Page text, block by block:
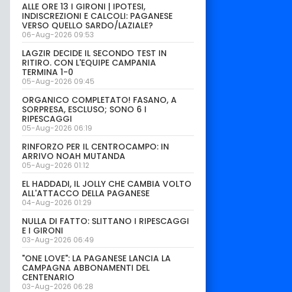
ALLE ORE 13 I GIRONI | IPOTESI,
INDISCREZIONI E CALCOLI: PAGANESE
VERSO QUELLO SARDO/LAZIALE?
06-Aug-2026 09:53
LAGZIR DECIDE IL SECONDO TEST IN
RITIRO. CON L'EQUIPE CAMPANIA
TERMINA 1-0
05-Aug-2026 09:45
ORGANICO COMPLETATO! FASANO, A
SORPRESA, ESCLUSO; SONO 6 I
RIPESCAGGI
05-Aug-2026 06:19
RINFORZO PER IL CENTROCAMPO: IN
ARRIVO NOAH MUTANDA
05-Aug-2026 01:12
EL HADDADI, IL JOLLY CHE CAMBIA VOLTO
ALL'ATTACCO DELLA PAGANESE
04-Aug-2026 01:29
NULLA DI FATTO: SLITTANO I RIPESCAGGI
E I GIRONI
03-Aug-2026 06:49
"ONE LOVE": LA PAGANESE LANCIA LA
CAMPAGNA ABBONAMENTI DEL
CENTENARIO
03-Aug-2026 06:28